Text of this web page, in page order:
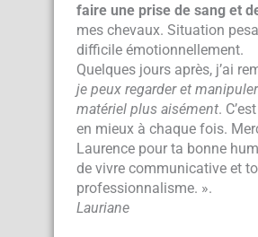
faire une prise de sang et
mes chevaux. Situation
difficile émotionnellement.
Quelques jours après, j’ai
je peux regarder et
matériel plus aisément.
en mieux à chaque fois.
Laurence pour ta bonne
de vivre communicative et
professionnalisme. ».
Lauriane